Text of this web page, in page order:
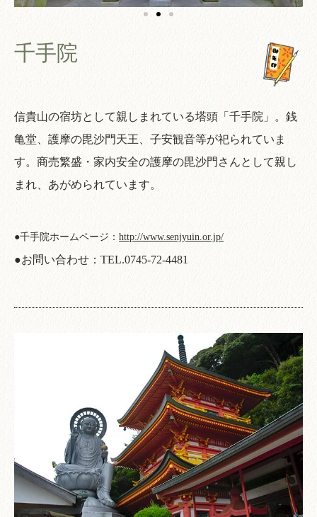
千手院
信貴山の宿坊として親しまれている塔頭「千手院」。銭
亀堂、護摩の毘沙門天王、子安観音等が祀られていま
す。商売繁盛・家内安全の護摩の毘沙門さんとして親し
まれ、あがめられています。
●千手院ホームページ： http://www.senjyuin.or.jp/
●お問い合わせ： TEL.0745-72-4481